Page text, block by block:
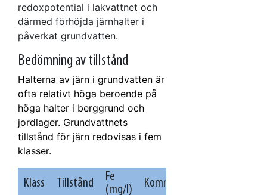
redoxpotential i lakvattnet och
därmed förhöjda järnhalter i
påverkat grundvatten.
Bedömning av tillstånd
Halterna av järn i grundvatten är
ofta relativt höga beroende på
höga halter i berggrund och
jordlager. Grundvattnets
tillstånd för järn redovisas i fem
klasser.
Klass Tillstånd
Fe
(mg/l)
Kommentar